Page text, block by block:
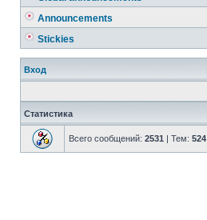
Announcements
Stickies
Вход
Статистика
Всего сообщений: 2531 | Тем: 524